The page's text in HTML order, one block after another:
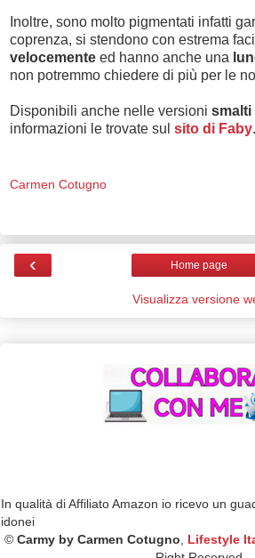
Inoltre, sono molto pigmentati infatti
coprenza, si stendono con estrema
velocemente ed hanno anche una
non potremmo chiedere di più per le
Disponibili anche nelle versioni smalti
informazioni le trovate sul sito di Faby.
Carmen Cotugno
‹ Home page
Visualizza versione
In qualità di Affiliato Amazon io ricevo un
idonei
© Carmy by Carmen Cotugno Lifestyle